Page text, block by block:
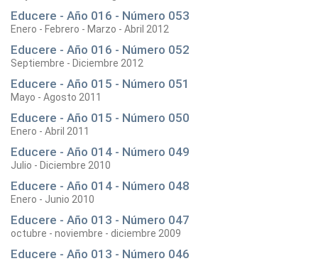
Educere - Año 016 - Número 053
Enero - Febrero - Marzo - Abril 2012
Educere - Año 016 - Número 052
Septiembre - Diciembre 2012
Educere - Año 015 - Número 051
Mayo - Agosto 2011
Educere - Año 015 - Número 050
Enero - Abril 2011
Educere - Año 014 - Número 049
Julio - Diciembre 2010
Educere - Año 014 - Número 048
Enero - Junio 2010
Educere - Año 013 - Número 047
octubre - noviembre - diciembre 2009
Educere - Año 013 - Número 046